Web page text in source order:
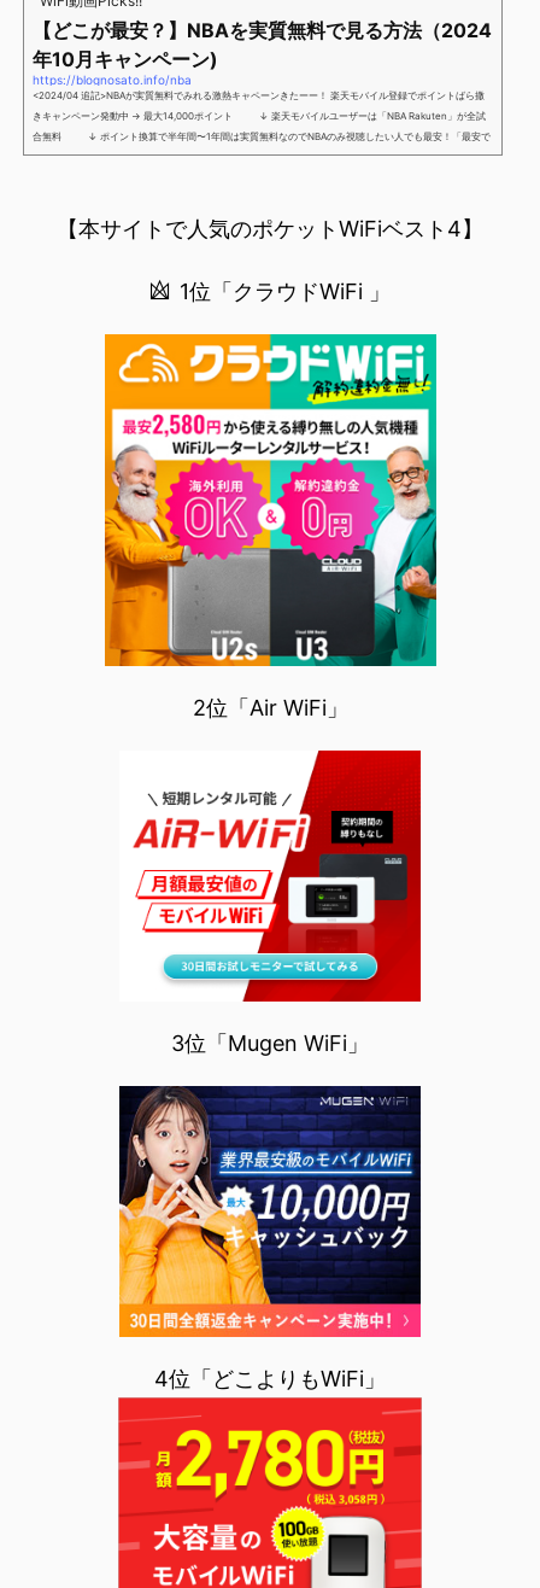
のなので、「多...
【どこが最安？】NBAを実質無料で見る方法（2024
年10月キャンペーン)
https://blognosato.info/nba
<2024/04 追記>NBAが実質無料でみれる激熱キャペーンきたーー！ 楽天モバイル登録でポイントばら撒
きキャンペーン発動中 → 最大14,000ポイント ↓ 楽天モバイルユーザーは「NBA Rakuten」が全試
合無料 ↓ ポイント換算で半年間〜1年間は実質無料なのでNBAのみ視聴したい人でも最安！「最安で
NBAを見る方法」が「楽天モバイルを契約すること」というもはや意味不明な状況...楽天モバイルでNBAを
【本サイトで人気のポケットWiFiベスト4】
1位「クラウドWiFi 」
2位「Air WiFi」
3位「Mugen WiFi」
4位「どこよりもWiFi」